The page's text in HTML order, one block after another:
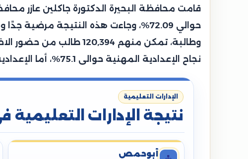
نجاح الإعدادية المهنية حوالى 75.1%، أما الإعدادية الصم وضعاف السمع حوالي 88.5%، بينما سجلت إعدادية المكفوفين نسبة 88.9%.
الإدارات التعليمية
نتيجة الإدارات التعليمية
أبوحمص